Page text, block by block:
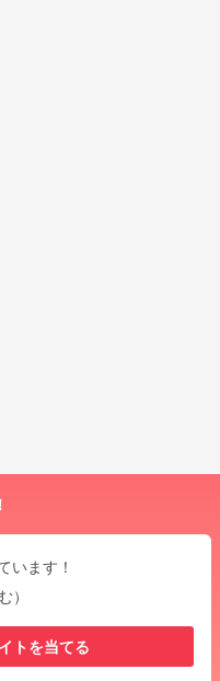
います！
）
トを当てる